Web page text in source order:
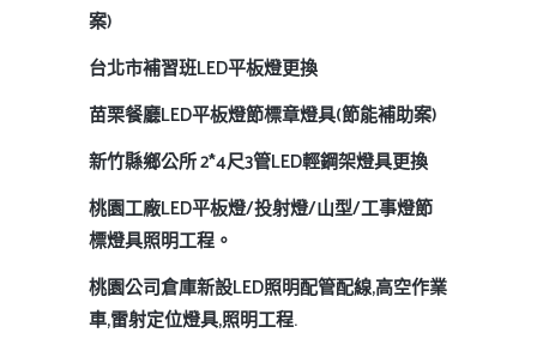
案)
台北市補習班LED平板燈更換
苗栗餐廳LED平板燈節標章燈具(節能補助案)
新竹縣鄉公所 2*4尺3管LED輕鋼架燈具更換
桃園工廠LED平板燈/投射燈/山型/工事燈節
標燈具照明工程。
桃園公司倉庫新設LED照明配管配線,高空作業
車,雷射定位燈具,照明工程.